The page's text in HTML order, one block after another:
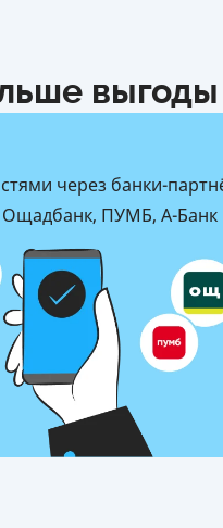
выгоды
через банки-
ПУМБ, А-Банк